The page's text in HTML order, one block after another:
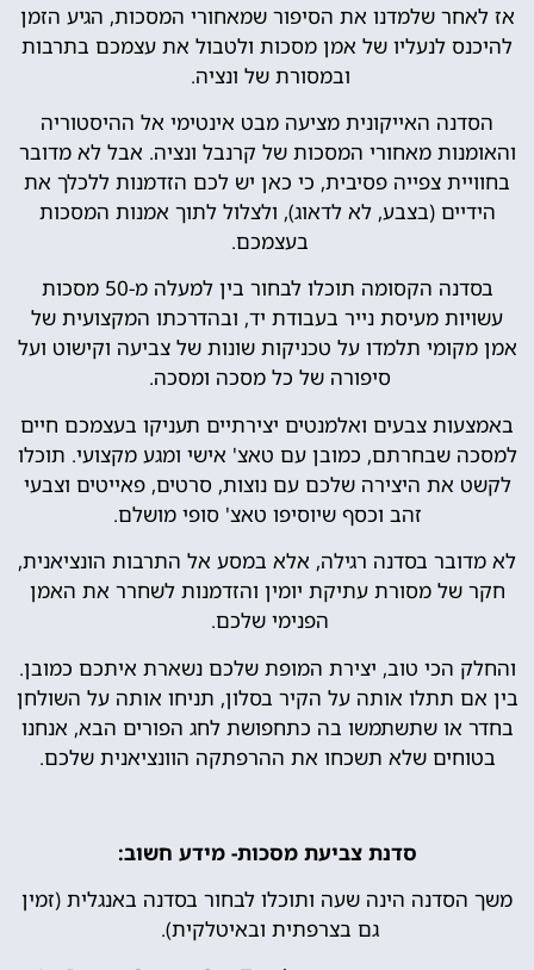
אז לאחר שלמדנו את הסיפור שמאחורי המסכות, הגיע הזמן
להיכנס לנעליו של אמן מסכות ולטבול את עצמכם בתרבות
ובמסורת של ונציה.
הסדנה האייקונית מציעה מבט אינטימי אל ההיסטוריה
והאומנות מאחורי המסכות של קרנבל ונציה. אבל לא מדובר
בחוויית צפייה פסיבית, כי כאן יש לכם הזדמנות ללכלך את
הידיים (בצבע, לא לדאוג), ולצלול לתוך אמנות המסכות
בעצמכם.
בסדנה הקסומה תוכלו לבחור בין למעלה מ-50 מסכות
עשויות מעיסת נייר בעבודת יד, ובהדרכתו המקצועית של
אמן מקומי תלמדו על טכניקות שונות של צביעה וקישוט ועל
סיפורה של כל מסכה ומסכה.
באמצעות צבעים ואלמנטים יצירתיים תעניקו בעצמכם חיים
למסכה שבחרתם, כמובן עם טאצ' אישי ומגע מקצועי. תוכלו
לקשט את היצירה שלכם עם נוצות, סרטים, פאייטים וצבעי
זהב וכסף שיוסיפו טאצ' סופי מושלם.
לא מדובר בסדנה רגילה, אלא במסע אל התרבות הונציאנית,
חקר של מסורת עתיקת יומין והזדמנות לשחרר את האמן
הפנימי שלכם.
והחלק הכי טוב, יצירת המופת שלכם נשארת איתכם כמובן.
בין אם תתלו אותה על הקיר בסלון, תניחו אותה על השולחן
בחדר או שתשתמשו בה כתחפושת לחג הפורים הבא, אנחנו
בטוחים שלא תשכחו את ההרפתקה הוונציאנית שלכם.
סדנת צביעת מסכות- מידע חשוב:
משך הסדנה הינה שעה ותוכלו לבחור בסדנה באנגלית (זמין
גם בצרפתית ובאיטלקית).